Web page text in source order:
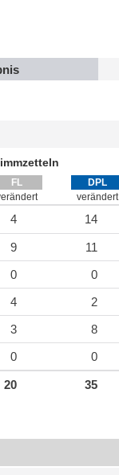
FL
DPL
verändert
4 14
9 11
0 0
4 2
3 8
0 0
20 35